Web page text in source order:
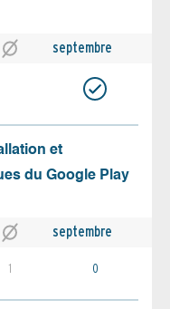
septembre
et
du Google Play
septembre
1 0